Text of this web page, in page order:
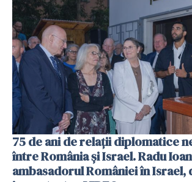
75 de ani de relații diplomatice
între România și Israel. Radu
ambasadorul României în Israel,